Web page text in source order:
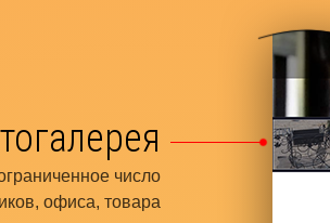
число
офиса, товара